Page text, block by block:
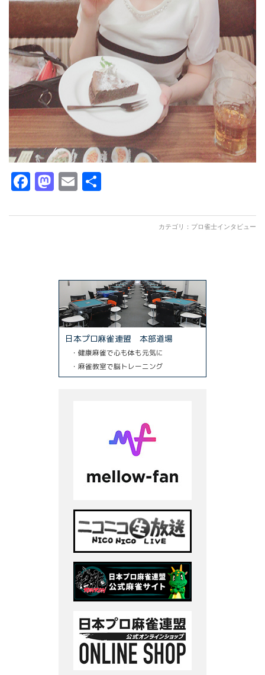
Facebook
Mastodon
Email
カテゴリ： プロ雀士インタビュー
日本プロ麻雀連盟 本部道場
・健康麻雀で心も体も元気に
・麻雀教室で脳トレーニング